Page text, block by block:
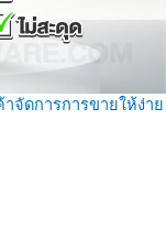
าจัดการการขายให้ง่าย